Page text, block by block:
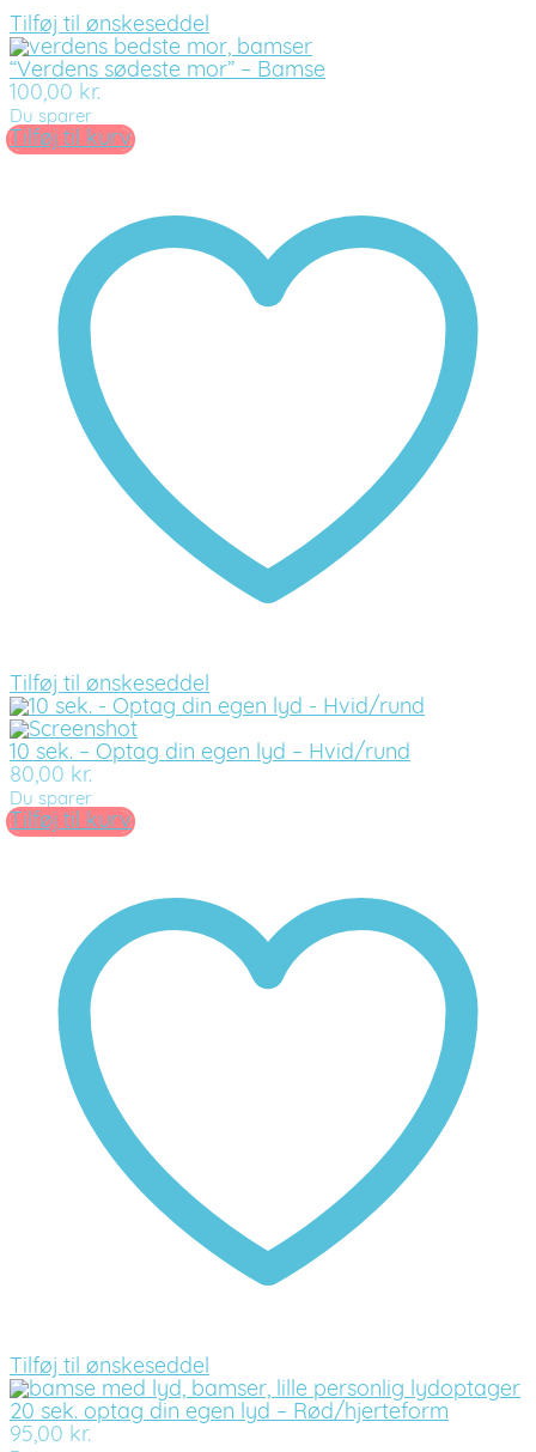
Tilføj til ønskeseddel
“Verdens sødeste mor” – Bamse
100,00 kr.
Du sparer
Tilføj til kurv
Tilføj til ønskeseddel
10 sek. – Optag din egen lyd – Hvid/rund
80,00 kr.
Du sparer
Tilføj til kurv
Tilføj til ønskeseddel
20 sek. optag din egen lyd – Rød/hjerteform
95,00 kr.